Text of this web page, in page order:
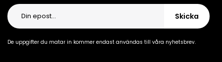
Skicka
De uppgifter du matar in kommer endast användas till våra nyhetsbrev.